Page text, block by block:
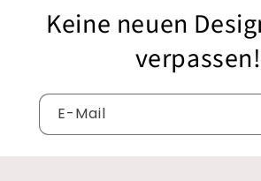
Keine neuen
verpassen!
E-Mail